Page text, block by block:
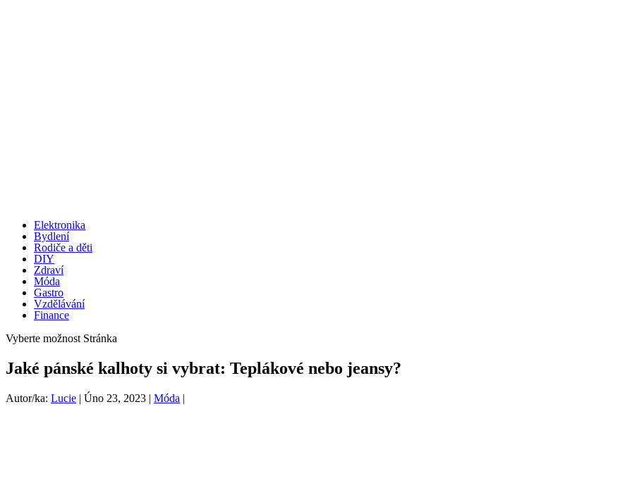
Elektronika
Bydlení
Rodiče a děti
DIY
Zdraví
Móda
Gastro
Vzdělávání
Finance
Vyberte možnost Stránka
Jaké pánské kalhoty si vybrat: Teplákové nebo jeansy?
Autor/ka: Lucie | Úno 23, 2023 | Móda |